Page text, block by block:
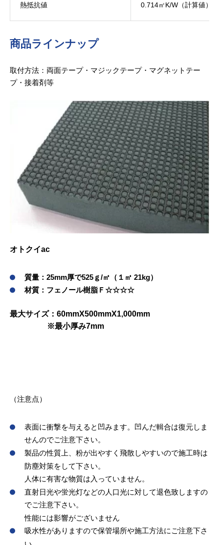
熱抵抗値 0.714㎡K/W（計算値）
商品ラインナップ
取付方法：両面テープ・マジックテープ・マグネットテー
プ・接着剤等
オトクイac
質量：25mm厚で525ｇ/㎡（１㎥ 21kg）
材質：フェノール樹脂Ｆ☆☆☆☆
最大サイズ：60mmX500mmX1,000mm
※最小厚み7mm
（注意点）
表面に衝撃を与えると凹みます。凹んだ輯合は復元しま
せんのでご注意下さい。
製品の性質上、粉が出やすく飛散しやすいので施工時は
防塵対策をして下さい。
人体に有害な物質は入っていません。
直射日光や蛍光灯などの人口光に対して退色致しますの
でご注意下さい。
性能には影響がございません
吸水性がありますので保管場所や施工方法にご注意下さ